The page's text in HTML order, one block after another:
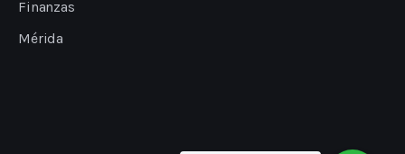
Finanzas
Mérida